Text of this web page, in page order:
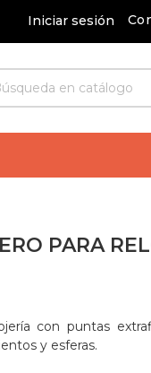
Iniciar sesión
PARA
con puntas
y esferas.